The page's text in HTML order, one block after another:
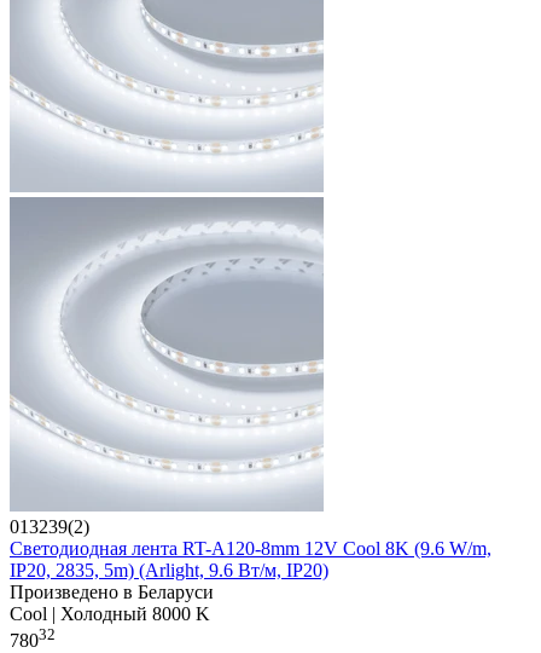
013239(2)
Светодиодная лента RT-A120-8mm 12V Cool 8K (9.6 W/m,
IP20, 2835, 5m) (Arlight, 9.6 Вт/м, IP20)
Произведено в Беларуси
Cool | Холодный 8000 K
78032